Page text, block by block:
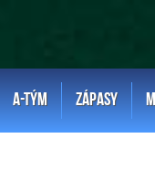
A-TÝM ZÁPASY